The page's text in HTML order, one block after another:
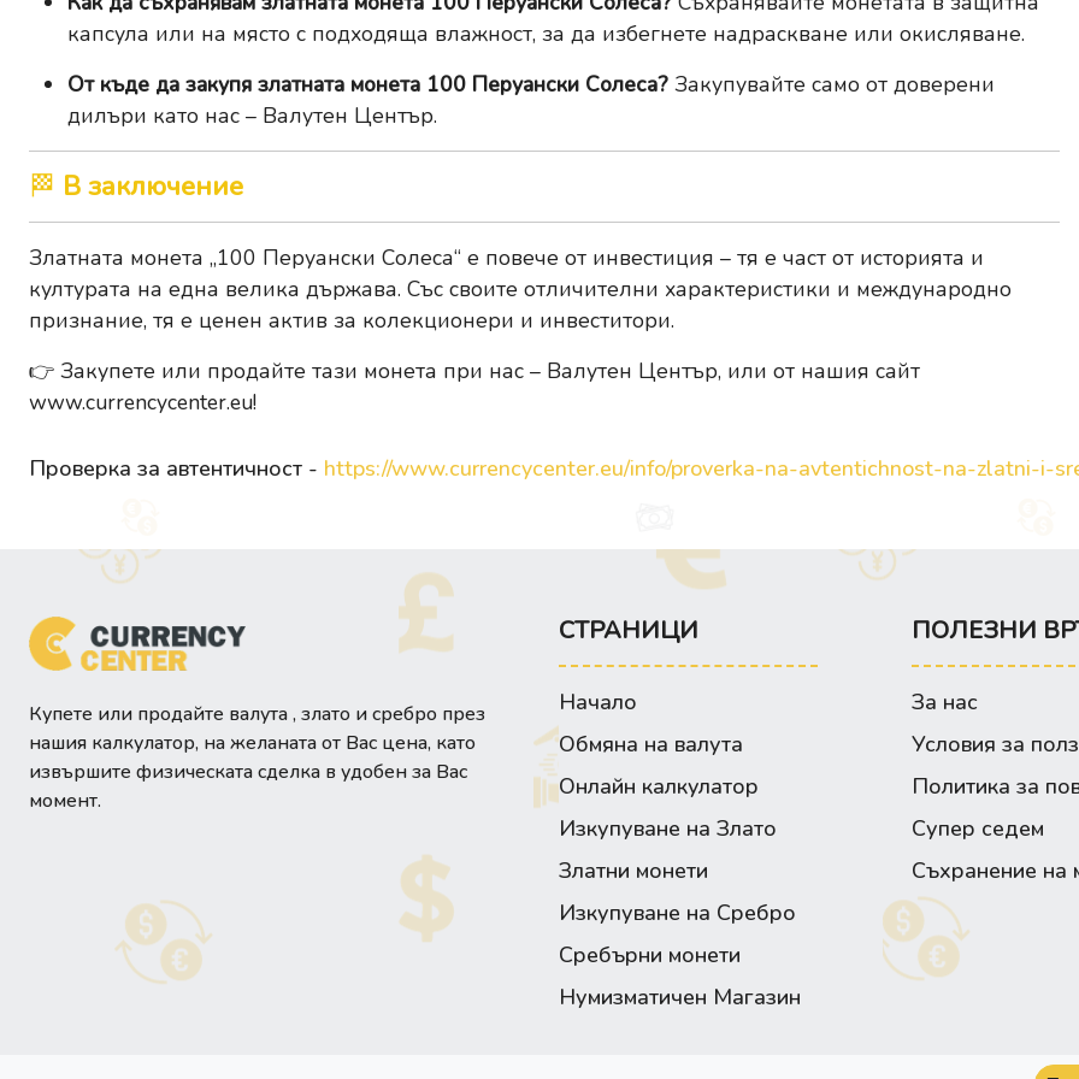
капсула или на място с подходяща влажност, за да избегнете надраскване или окисляване.
От къде да закупя златната монета 100 Перуански Солеса? Закупувайте само от доверени
дилъри като нас – Валутен Център.
🏁 В заключение
Златната монета „100 Перуански Солеса“ е повече от инвестиция – тя е част от историята и
културата на една велика държава. Със своите отличителни характеристики и международно
признание, тя е ценен актив за колекционери и инвеститори.
👉 Закупете или продайте тази монета при нас – Валутен Център, или от нашия сайт
www.currencycenter.eu!
Проверка за автентичност - https://www.currencycenter.eu/info/proverka-na-avtentichnost-na-zlatni-i-
Купете или продайте валута , злато и сребро през
нашия калкулатор, на желаната от Вас цена, като
извършите физическата сделка в удобен за Вас
момент.
СТРАНИЦИ
Начало
Обмяна на валута
Онлайн калкулатор
Изкупуване на Злато
Златни монети
Изкупуване на Сребро
Сребърни монети
Нумизматичен Магазин
ПОЛЕЗНИ
За нас
Условия за
Политика за
Супер седем
Съхранение на